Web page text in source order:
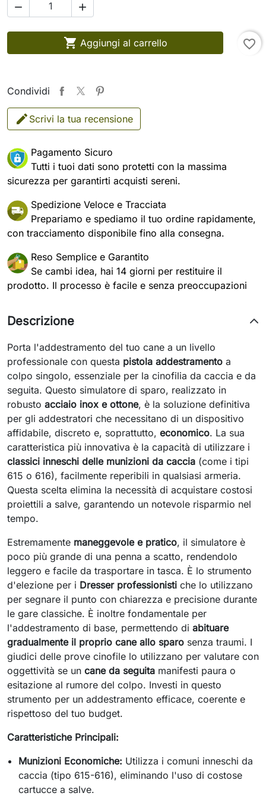
 
 Aggiungi al carrello favorite_border
Condividi
Scrivi la tua recensione
Pagamento Sicuro
Tutti i tuoi dati sono protetti con la massima
sicurezza per garantirti acquisti sereni.
Spedizione Veloce e Tracciata
Prepariamo e spediamo il tuo ordine rapidamente,
con tracciamento disponibile fino alla consegna.
Reso Semplice e Garantito
Se cambi idea, hai 14 giorni per restituire il
prodotto. Il processo è facile e senza preoccupazioni
Descrizione
Porta l'addestramento del tuo cane a un livello
professionale con questa pistola addestramento a
colpo singolo, essenziale per la cinofilia da caccia e da
seguita. Questo simulatore di sparo, realizzato in
robusto acciaio inox e ottone, è la soluzione definitiva
per gli addestratori che necessitano di un dispositivo
affidabile, discreto e, soprattutto, economico. La sua
caratteristica più innovativa è la capacità di utilizzare i
classici inneschi delle munizioni da caccia (come i tipi
615 o 616), facilmente reperibili in qualsiasi armeria.
Questa scelta elimina la necessità di acquistare costosi
proiettili a salve, garantendo un notevole risparmio nel
tempo.
Estremamente maneggevole e pratico, il simulatore è
poco più grande di una penna a scatto, rendendolo
leggero e facile da trasportare in tasca. È lo strumento
d'elezione per i Dresser professionisti che lo utilizzano
per segnare il punto con chiarezza e precisione durante
le gare classiche. È inoltre fondamentale per
l'addestramento di base, permettendo di abituare
gradualmente il proprio cane allo sparo senza traumi. I
giudici delle prove cinofile lo utilizzano per valutare con
oggettività se un cane da seguita manifesti paura o
esitazione al rumore del colpo. Investi in questo
strumento per un addestramento efficace, coerente e
rispettoso del tuo budget.
Caratteristiche Principali:
Munizioni Economiche: Utilizza i comuni inneschi da
caccia (tipo 615-616), eliminando l'uso di costose
cartucce a salve.